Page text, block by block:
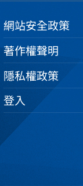
網站安全政策
著作權聲明
隱私權政策
登入